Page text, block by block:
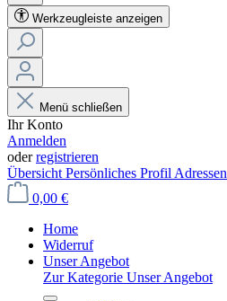
Werkzeugleiste anzeigen
Menü schließen
Ihr Konto
Anmelden
oderregistrieren
Übersicht Persönliches Profil Adressen
0,00 €
Home
Widerruf
Unser Angebot
Zur Kategorie Unser Angebot